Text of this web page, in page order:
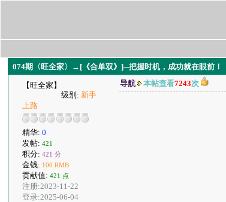
074期〈旺全家〉→[《合单双》]─把握时机，成功就在眼前！
【旺全家】
级别: 新手
上路
精华:0
发帖:421
积分:421 分
金钱: 100 RMB
贡献值:421 点
注册:2023-11-22
登录:2025-06-04
导航 本帖查看7243次